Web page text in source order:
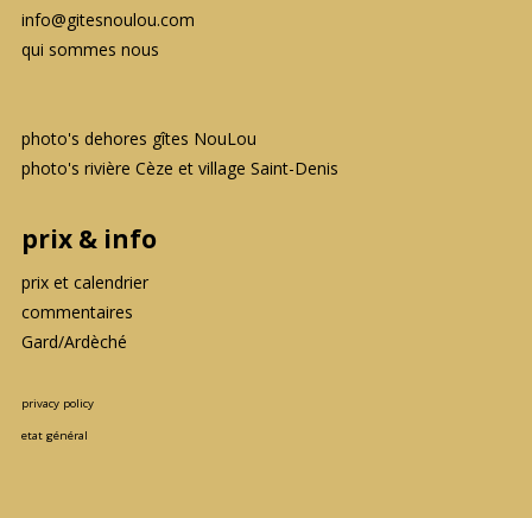
info@gitesnoulou.com
qui sommes nous
photo's dehores gîtes NouLou
photo's rivière Cèze et village Saint-Denis
prix & info
prix et calendrier
commentaires
Gard/Ardèché
privacy policy
etat général